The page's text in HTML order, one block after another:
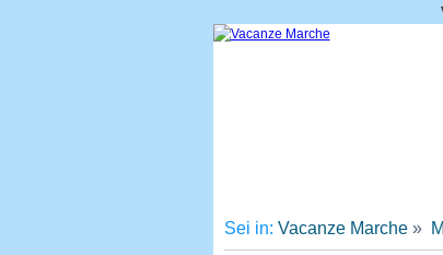
Sei in: Vacanze Marche»